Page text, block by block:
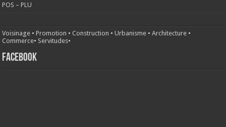
POS – PLU
Voisinage •Promotion •Construction •Urbanisme •Architecture •
Commerce• Servitudes•
FACEBOOK